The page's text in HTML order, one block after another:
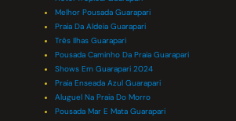
Melhor Pousada Guarapari
Praia Da Aldeia Guarapari
Três Ilhas Guarapari
Pousada Caminho Da Praia Guarapari
Shows Em Guarapari 2024
Praia Enseada Azul Guarapari
Aluguel Na Praia Do Morro
Pousada Mar E Mata Guarapari